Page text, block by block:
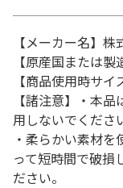
【メーカー名】
【原産国または製
【商品使用時サ
【諸注意】・本
用しないでくださ
・柔らかい素材
って短時間で破損
ださい。